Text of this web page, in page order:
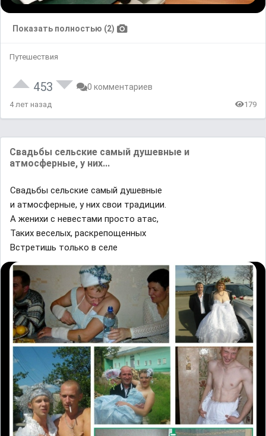
Показать полностью (2)
Путешествия
453 0 комментариев
4 лет назад 179
Свадьбы сельские самый душевные и
атмосферные, у них...
Свадьбы сельские самый душевные
и атмосферные, у них свои традиции.
А женихи с невестами просто атас,
Таких веселых, раскрепощенных
Встретишь только в селе